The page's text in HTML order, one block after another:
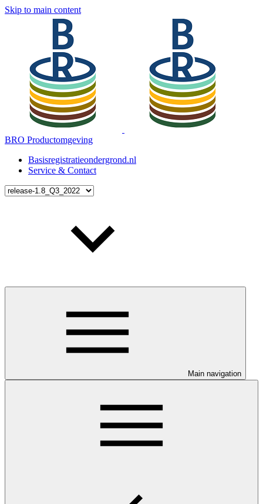
Skip to main content
BRO Productomgeving
Basisregistratieondergrond.nl
Service & Contact
Main navigation